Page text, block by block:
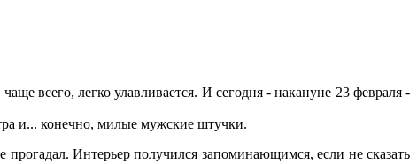
всего, легко улавливается. И сегодня - накануне 23 февраля -
и... конечно, милые мужские штучки.
Интерьер получился запоминающимся, если не сказать